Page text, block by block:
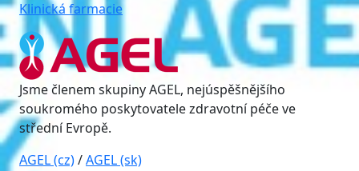
Klinická farmacie
Jsme členem skupiny AGEL, nejúspěšnějšího
soukromého poskytovatele zdravotní péče ve
střední Evropě.
AGEL (cz)/AGEL (sk)